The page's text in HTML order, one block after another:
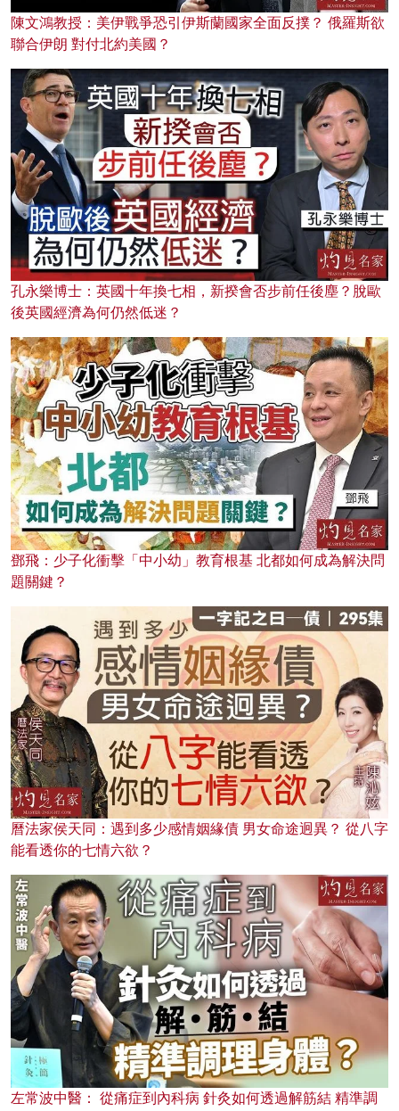
陳文鴻教授：美伊戰爭恐引伊斯蘭國家全面反撲？ 俄羅斯欲
聯合伊朗 對付北約美國？
孔永樂博士：英國十年換七相，新揆會否步前任後塵？脫歐
後英國經濟為何仍然低迷？
鄧飛：少子化衝擊「中小幼」教育根基 北都如何成為解決問
題關鍵？
曆法家侯天同：遇到多少感情姻緣債 男女命途迥異？ 從八字
能看透你的七情六欲？
左常波中醫： 從痛症到內科病 針灸如何透過解筋結 精準調